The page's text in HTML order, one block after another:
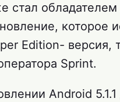
стал
которое
Edition- версия,
Sprint.
Android